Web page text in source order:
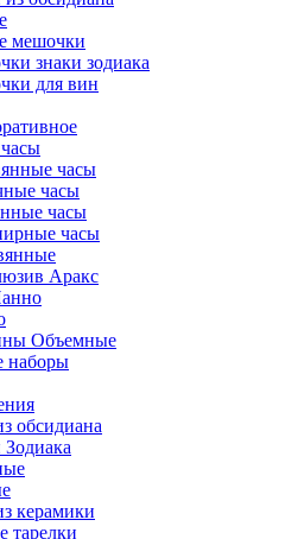
мешочки
знаки зодиака
для вин
часы
часы
часы
часы
Аракс
Объемные
наборы
обсидиана
Зодиака
керамики
тарелки